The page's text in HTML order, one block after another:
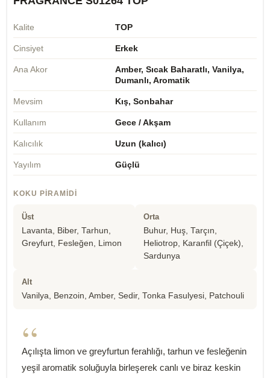
Kalite TOP
Cinsiyet Erkek
Ana Akor
Amber, Sıcak Baharatlı, Vanilya,
Dumanlı, Aromatik
Mevsim Kış, Sonbahar
Kullanım Gece / Akşam
Kalıcılık Uzun (kalıcı)
Yayılım Güçlü
KOKU PIRAMIDI
Üst
Lavanta, Biber, Tarhun,
Greyfurt, Fesleğen, Limon
Orta
Buhur, Huş, Tarçın,
Heliotrop, Karanfil (Çiçek),
Sardunya
Alt
Vanilya, Benzoin, Amber, Sedir, Tonka Fasulyesi, Patchouli
“
Açılışta limon ve greyfurtun ferahlığı, tarhun ve fesleğenin
yeşil aromatik soluğuyla birleşerek canlı ve biraz keskin